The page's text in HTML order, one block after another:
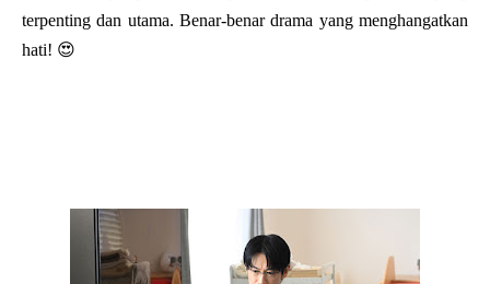
terpenting dan utama. Benar-benar drama yang menghangatkan
hati! 😍